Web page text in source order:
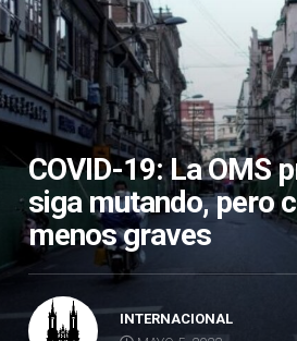
COVID-19: La OMS
siga mutando, pero
menos graves
INTERNACIONAL